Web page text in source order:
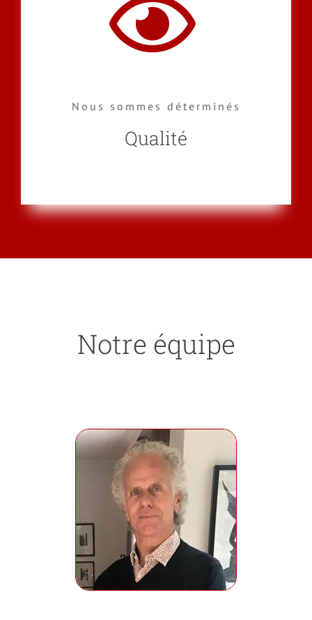
Nous sommes déterminés
Qualité
Notre équipe